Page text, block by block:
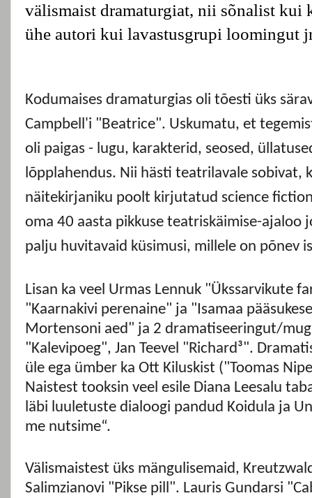
välismaist dramaturgiat, nii sõnalist kui
ühe autori kui lavastusgrupi loomingut
Kodumaises dramaturgias oli tõesti üks
Campbell'i "Beatrice". Uskumatu, et
oli paigas - lugu, karakterid, seosed,
lõpplahendus. Nii hästi teatrilavale sobivat,
näitekirjaniku poolt kirjutatud science
oma 40 aasta pikkuse teatriskäimise-ajaloo
palju huvitavaid küsimusi, millele on põnev
Lisan ka veel Urmas Lennuk "Ükssarvikute
"Kaarnakivi perenaine" ja "Isamaa
Mortensoni aed" ja 2 dramatiseeringut/
"Kalevipoeg", Jan Teevel "Richard³".
üle ega ümber ka Ott Kiluskist ("Toomas
Naistest tooksin veel esile Diana Leesalu
läbi luuletuste dialoogi pandud Koidula ja
me nutsime“.
Välismaistest üks mängulisemaid,
Salimzianovi "Pikse pill". Lauris Gundarsi